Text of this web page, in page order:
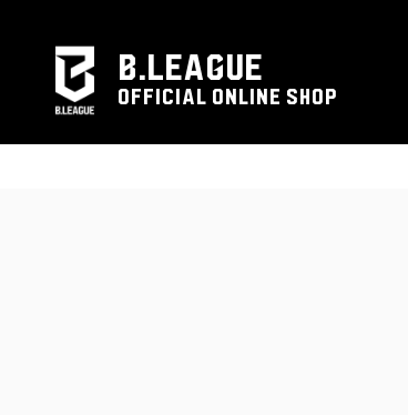
B.LEAGUE
OFFICIAL ONLINE SHOP